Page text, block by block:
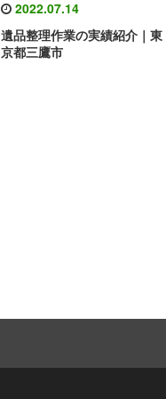
2022.07.14
遺品整理作業の実績紹介｜東
京都三鷹市